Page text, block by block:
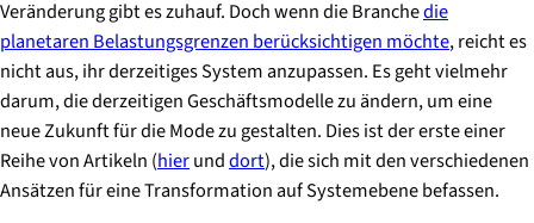
Veränderung gibt es zuhauf. Doch wenn die Branchedie
planetaren Belastungsgrenzen berücksichtigen möchte, reicht es
nicht aus, ihr derzeitiges System anzupassen. Es geht vielmehr
darum, die derzeitigen Geschäftsmodelle zu ändern, um eine
neue Zukunft für die Mode zu gestalten. Dies ist der erste einer
Reihe von Artikeln (hierunddort), die sich mit den verschiedenen
Ansätzen für eine Transformation auf Systemebene befassen.